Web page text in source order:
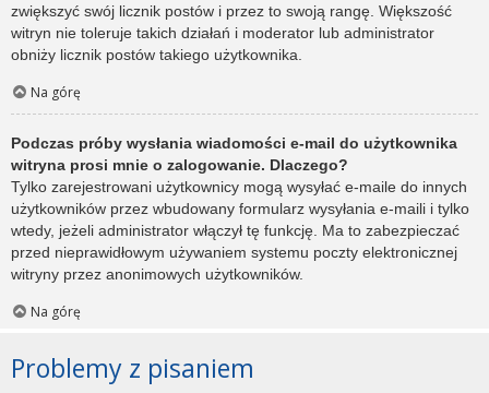
zwiększyć swój licznik postów i przez to swoją rangę. Większość
witryn nie toleruje takich działań i moderator lub administrator
obniży licznik postów takiego użytkownika.
Na górę
Podczas próby wysłania wiadomości e-mail do użytkownika
witryna prosi mnie o zalogowanie. Dlaczego?
Tylko zarejestrowani użytkownicy mogą wysyłać e-maile do innych
użytkowników przez wbudowany formularz wysyłania e-maili i tylko
wtedy, jeżeli administrator włączył tę funkcję. Ma to zabezpieczać
przed nieprawidłowym używaniem systemu poczty elektronicznej
witryny przez anonimowych użytkowników.
Na górę
Problemy z pisaniem